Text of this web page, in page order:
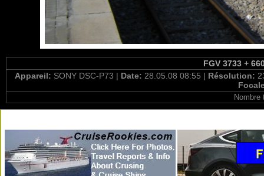
FGV 3733 +
Appareil: SONY DSC-P73 | Date: 28.05.08 08:55 | Résolution: